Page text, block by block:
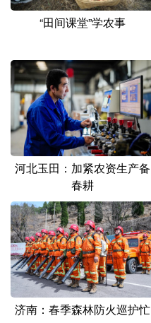
“田间课堂”学农事
河北玉田：加紧农资生产备
春耕
济南：春季森林防火巡护忙